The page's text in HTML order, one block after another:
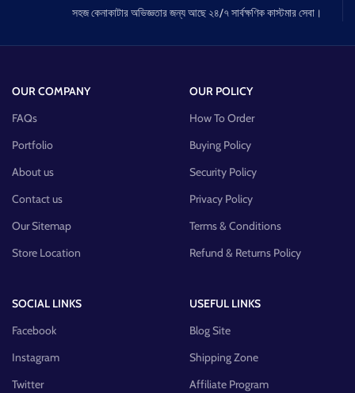
সহজ কেনাকাটার অভিজ্ঞতার জন্য আছে ২৪/৭ সার্বক্ষণিক কাস্টমার সেবা।
OUR COMPANY
FAQs
Portfolio
About us
Contact us
Our Sitemap
Store Location
OUR POLICY
How To Order
Buying Policy
Security Policy
Privacy Policy
Terms & Conditions
Refund & Returns Policy
SOCIAL LINKS
Facebook
Instagram
Twitter
USEFUL LINKS
Blog Site
Shipping Zone
Affiliate Program